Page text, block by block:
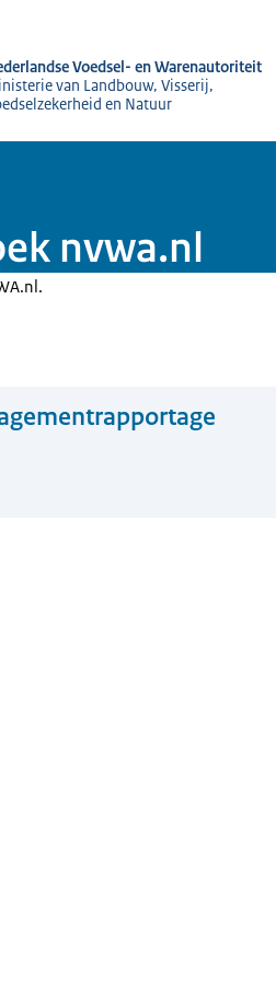
Voedsel- en Warenautoriteit
van Landbouw, Visserij,
en Natuur
nvwa.nl